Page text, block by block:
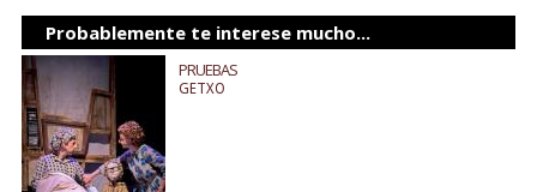
Probablemente te interese mucho...
PRUEBAS
GETXO